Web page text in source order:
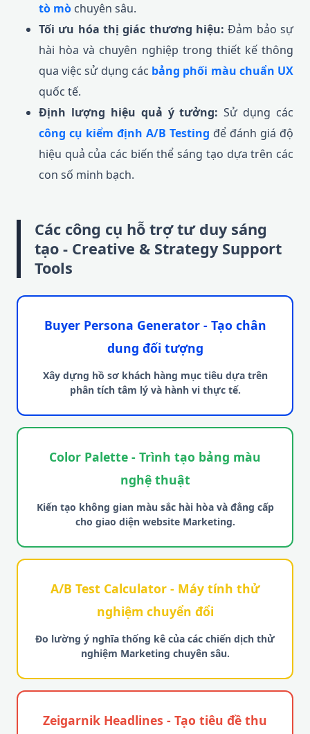
tò mò chuyên sâu.
Tối ưu hóa thị giác thương hiệu: Đảm bảo sự
hài hòa và chuyên nghiệp trong thiết kế thông
qua việc sử dụng các bảng phối màu chuẩn UX
quốc tế.
Định lượng hiệu quả ý tưởng: Sử dụng các
công cụ kiểm định A/B Testing để đánh giá độ
hiệu quả của các biến thể sáng tạo dựa trên các
con số minh bạch.
Các công cụ hỗ trợ tư duy sáng
tạo - Creative & Strategy Support
Tools
Buyer Persona Generator - Tạo chân
dung đối tượng
Xây dựng hồ sơ khách hàng mục tiêu dựa trên
phân tích tâm lý và hành vi thực tế.
Color Palette - Trình tạo bảng màu
nghệ thuật
Kiến tạo không gian màu sắc hài hòa và đẳng cấp
cho giao diện website Marketing.
A/B Test Calculator - Máy tính thử
nghiệm chuyển đổi
Đo lường ý nghĩa thống kê của các chiến dịch thử
nghiệm Marketing chuyên sâu.
Zeigarnik Headlines - Tạo tiêu đề thu